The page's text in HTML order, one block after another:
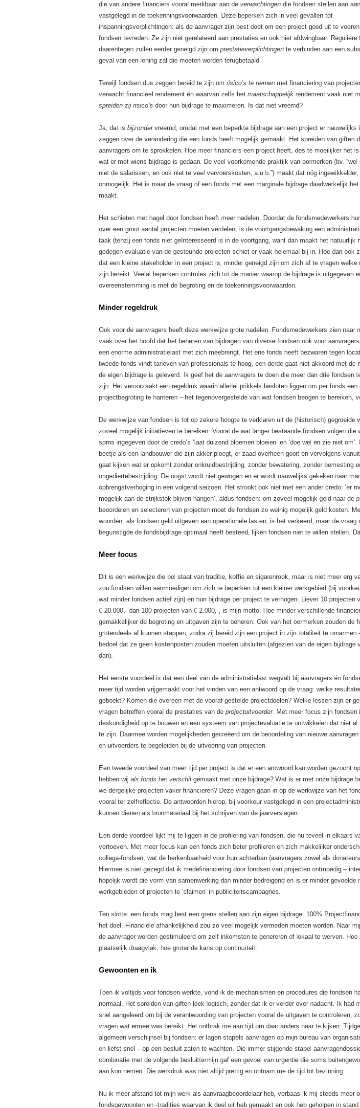
die van andere financiers vooral merkbaar aan de verwachtingen die fondsen stellen aan
vastgelegd in de toekenningsvoorwaarden. Deze beperken zich in veel gevallen tot
inspanningsverplichtingen: als de aanvrager zijn best doet om een project goed uit te
fondsen tevreden. Ze zijn niet gerelateerd aan prestaties en ook niet afdwingbaar. Reguliere
daarentegen zullen eerder geneigd zijn om prestatieverplichtingen te verbinden aan een
geval van een lening zal die moeten worden terugbetaald.
Terwijl fondsen dus zeggen bereid te zijn om risico’s te nemen met financiering van
verwacht financieel rendement én waarvan zelfs het maatschappelijk rendement vaak niet
spreiden zij risico’s door hun bijdrage te maximeren. Is dat niet vreemd?
Ja, dat is bijzondervreemd, omdat met een beperkte bijdrage aan een project er nauwelijks
zeggen over de verandering die een fonds heeft mogelijk gemaakt. Het spreiden van giften
aanvragers om te sprokkelen. Hoe meer financiers een project heeft, des te moeilijker het
wat er met wiens bijdrage is gedaan. De veel voorkomende praktijk van oormerken (bv. “wel
niet de salarissen, en ook niet te veel vervoerskosten, a.u.b.”) maakt dat nóg
onmogelijk. Het is maar de vraag of een fonds met een marginale bijdrage daadwerkelijk het
maakt.
Het schieten met hagel door fondsen heeft meer nadelen. Doordat de fondsmedewerkers
over een groot aantal projecten moeten verdelen, is de voortgangsbewaking een
taak (tenzij een fonds niet geïnteresseerd is in de voortgang, want dan maakt het natuurlijk
gedegen evaluatie van de gesteunde projecten schiet er vaak helemaal bij in. Hoe dan ook
dat een kleine stakeholder in een project is, minder geneigd zijn om zich af te vragen welke
zijn bereikt. Veelal beperken controles zich tot de manier waarop de bijdrage is uitgegeven
overeenstemming is met de begroting en de toekenningsvoorwaarden.
Minder regeldruk
Ook voor de aanvragers heeft deze werkwijze grote nadelen. Fondsmedewerkers zien naar
vaak over het hoofd dat het beheren van bijdragen van diverse fondsen ook voor
een enorme administratielast met zich meebrengt. Het ene fonds heeft bezwaren tegen
tweede fonds vindt tarieven van professionals te hoog, een derde gaat niet akkoord met de
de eigen bijdrage is geleverd. Ik geef het de aanvragers te doen die meer dan drie fondsen
zijn. Het veroorzaakt een regeldruk waarin allerlei prikkels besloten liggen om per fonds een
projectbegroting te hanteren – het tegenovergestelde van wat fondsen beogen te bereiken,
De werkwijze van fondsen is tot op zekere hoogte te verklaren uit de (historisch) gegroeide
zoveel mogelijk initiatieven te bereiken. Vooral de wat langer bestaande fondsen volgen die
soms ingegeven door de credo’s ‘laat duizend bloemen bloeien’ en ‘doe wel en zie niet
beetje als een landbouwer die zijn akker ploegt, er zaad overheen gooit en vervolgens
gaat kijken wat er opkomt zonder onkruidbestrijding, zonder bewatering, zonder bemesting
ongediertebestrijding. De oogst wordt niet gewogen en er wordt nauwelijks gekeken naar
opbrengstverhoging in een volgend seizoen. Het strookt ook niet met een ander credo: ‘er
mogelijk aan de strijkstok blijven hangen’, aldus fondsen: om zoveel mogelijk geld naar de
beoordelen en selecteren van projecten moet de fondsen zo weinig mogelijk geld kosten.
woorden: als fondsen geld uitgeven aan operationele lasten, is het verkeerd, maar de vraag
begunstigde de fondsbijdrage optimaal heeft besteed, lijken fondsen niet te willen stellen.
Meer focus
Dit is een werkwijze die bol staat van traditie, koffie en sigarenrook, maar is niet meer erg
zou fondsen willen aanmoedigen om zich te beperken tot een kleiner werkgebied (bij
wat minder fondsen actief zijn) en hun bijdrage per project te verhogen. Liever 10 projecten
€ 20.000,- dan 100 projecten van € 2.000,-, is mijn motto. Hoe minder verschillende
gemakkelijker de begroting en uitgaven zijn te beheren. Ook van het oormerken zouden de
grotendeels af kunnen stappen, zodra zij bereid zijn een project in zijn totaliteit te omarmen
bedoel dat ze geen kostenposten zouden moeten uitsluiten (afgezien van de eigen bijdrage
dan).
Het eerste voordeel is dat een deel van de administratielast wegvalt bij aanvragers én
meer tijd worden vrijgemaakt voor het vinden van een antwoord op de vraag: welke
geboekt? Komen die overeen met de vooraf gestelde projectdoelen? Welke lessen zijn er
vragen betreffen vooral de prestaties van de projectuitvoerder. Met meer focus zijn fondsen
deskundigheid op te bouwen en een systeem van projectevaluatie te ontwikkelen dat niet al
te zijn. Daarmee worden mogelijkheden gecreëerd om de beoordeling van nieuwe
en uitvoerders te begeleiden bij de uitvoering van projecten.
Een tweede voordeel van meer tijd per project is dat er een antwoord kan worden gezocht
hebben wij als fonds het verschil gemaakt met onze bijdrage? Wat is er met onze bijdrage
we dergelijke projecten vaker financieren? Deze vragen gaan in op de werkwijze van het
vooral ter zelfreflectie. De antwoorden hierop, bij voorkeur vastgelegd in een
kunnen dienen als bronmateriaal bij het schrijven van de jaarverslagen.
Een derde voordeel lijkt mij te liggen in de profilering van fondsen, die nu teveel in elkaars
vertoeven. Met meer focus kan een fonds zich beter profileren en zich makkelijker
collega-fondsen, wat de herkenbaarheid voor hun achterban (aanvragers zowel als
Hiermee is niet gezegd dat ik medefinanciering door fondsen van projecten ontmoedig –
hopelijk wordt die vorm van samenwerking dan minder bedreigend en is er minder gevoelde
werkgebieden of projecten te ‘claimen’ in publiciteitscampagnes.
Ten slotte: een fonds mag best een grens stellen aan zijn eigen bijdrage. 100%
het doel. Financiële afhankelijkheid zou zo veel mogelijk vermeden moeten worden. Naar
de aanvrager worden gestimuleerd om zelf inkomsten te genereren of lokaal te werven. Hoe
plaatselijk draagvlak, hoe groter de kans op continuïteit.
Gewoonten en ik
Toen ik voltijds voor fondsen werkte, vond ik de mechanismen en procedures die fondsen
normaal. Het spreiden van giften leek logisch, zonder dat ik er verder over nadacht. Ik had
snel aangeleerd om bij de verantwoording van projecten vooral de uitgaven te controleren,
vragen wat ermee was bereikt. Het ontbrak me aan tijd om daar anders naar te kijken.
algemeen verschijnsel bij fondsen: er lagen stapels aanvragen op mijn bureau van
en liefst snel – op een besluit zaten te wachten. Die immer stijgende stapel
combinatie met de volgende besluittermijn gaf een gevoel van urgentie die soms
aan kon nemen. Die werkdruk was niet altijd prettig en ontnam me de tijd tot bezinning.
Nu ik meer afstand tot mijn werk als aanvraagbeoordelaar heb, verbaas ik mij steeds meer
fondsgewoonten en -tradities waarvan ik deel uit heb gemaakt en ook heb geholpen in